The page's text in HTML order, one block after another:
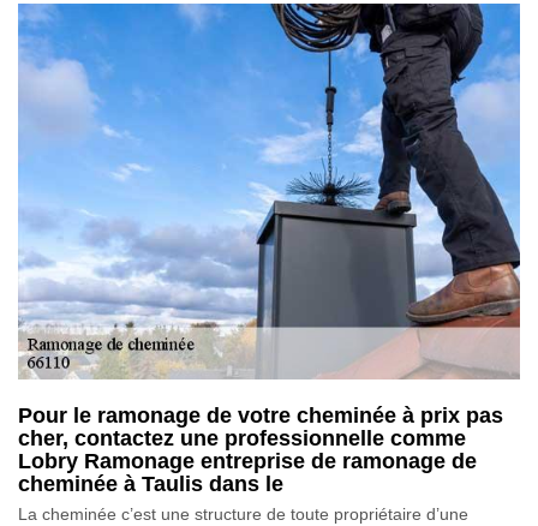
Pour le ramonage de votre cheminée à prix pas
cher, contactez une professionnelle comme
Lobry Ramonage entreprise de ramonage de
cheminée à Taulis dans le
La cheminée c’est une structure de toute propriétaire d’une